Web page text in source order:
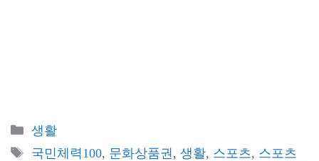
카
테
생활
태
국민체력100, 문화상품권 , 생활, 스포츠, 스포츠